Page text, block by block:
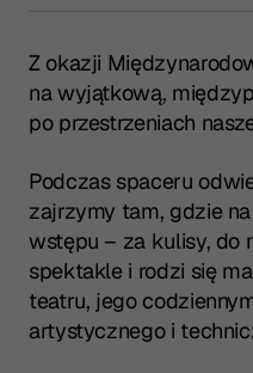
Z okazji
na wyjątkową,
po przestrzeniach
Podczas spaceru
zajrzymy tam, gdzie
wstępu – za kulisy, do
spektakle i rodzi się
teatru, jego
artystycznego i